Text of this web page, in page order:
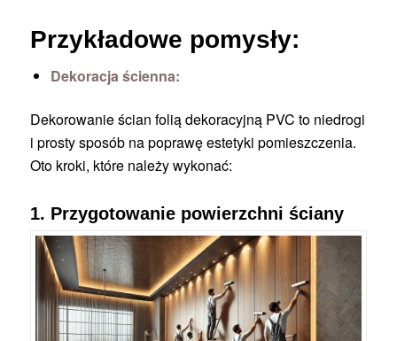
Przykładowe pomysły:
Dekoracja ścienna:
Dekorowanie ścian folią dekoracyjną PVC to niedrogi
i prosty sposób na poprawę estetyki pomieszczenia.
Oto kroki, które należy wykonać:
1. Przygotowanie powierzchni ściany